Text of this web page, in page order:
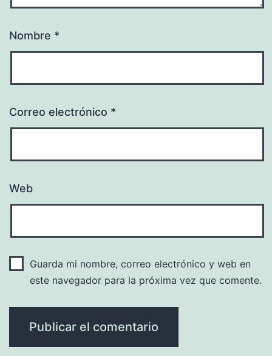
Nombre *
Correo electrónico *
Web
Guarda mi nombre, correo electrónico y web en
este navegador para la próxima vez que comente.